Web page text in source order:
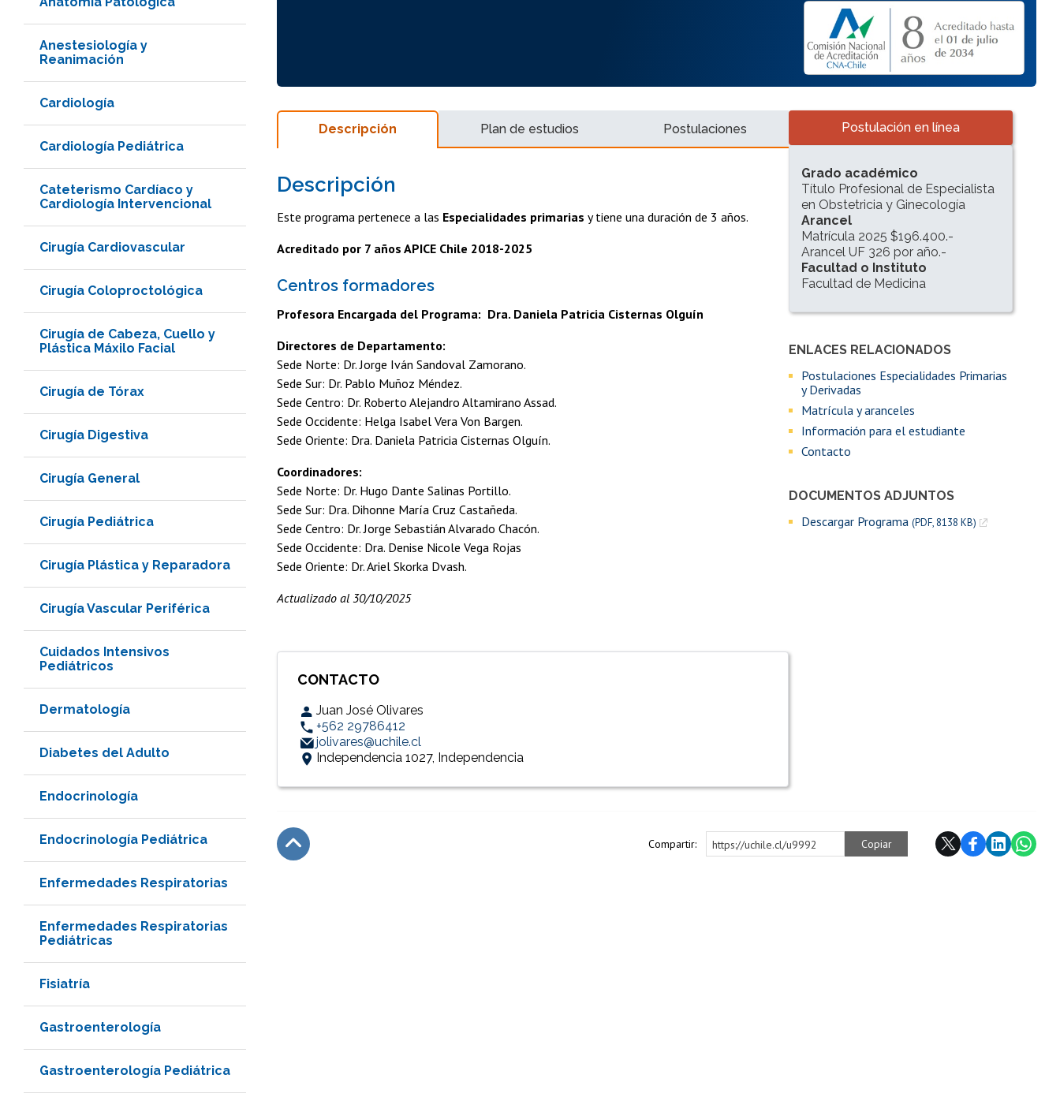
Anestesiología y
Reanimación
Cardiología
Cardiología Pediátrica
Cateterismo Cardíaco y
Cardiología Intervencional
Cirugía Cardiovascular
Cirugía Coloproctológica
Cirugía de Cabeza, Cuello y
Plástica Máxilo Facial
Cirugía de Tórax
Cirugía Digestiva
Cirugía General
Cirugía Pediátrica
Cirugía Plástica y Reparadora
Cirugía Vascular Periférica
Cuidados Intensivos
Pediátricos
Dermatología
Diabetes del Adulto
Endocrinología
Endocrinología Pediátrica
Enfermedades Respiratorias
Enfermedades Respiratorias
Pediátricas
Fisiatría
Gastroenterología
Gastroenterología Pediátrica
Descripción Plan de estudios Postulaciones
Descripción
Este programa pertenece a las Especialidades primarias y tiene una duración de 3 años.
Acreditado por 7 años APICE Chile 2018-2025
Centros formadores
Profesora Encargada del Programa: Dra. Daniela Patricia Cisternas Olguín
Directores de Departamento:
Sede Norte: Dr. Jorge Iván Sandoval Zamorano.
Sede Sur: Dr. Pablo Muñoz Méndez.
Sede Centro: Dr. Roberto Alejandro Altamirano Assad.
Sede Occidente: Helga Isabel Vera Von Bargen.
Sede Oriente: Dra. Daniela Patricia Cisternas Olguín.
Coordinadores:
Sede Norte: Dr. Hugo Dante Salinas Portillo.
Sede Sur: Dra. Dihonne María Cruz Castañeda.
Sede Centro: Dr. Jorge Sebastián Alvarado Chacón.
Sede Occidente: Dra. Denise Nicole Vega Rojas
Sede Oriente: Dr. Ariel Skorka Dvash.
Actualizado al 30/10/2025
CONTACTO
Juan José Olivares
+562 29786412
jolivares@uchile.cl
Independencia 1027, Independencia
Accesos directos
Postulación en línea
INFORMACIÓN DEL PROGRAMA
Grado académico
Título Profesional de Especialista
en Obstetricia y Ginecología
Arancel
Matrícula 2025 $196.400.-
Arancel UF 326 por año.-
Facultad o Instituto
Facultad de Medicina
Enlaces y documentos de interés
ENLACES RELACIONADOS
Postulaciones Especialidades Primarias
y Derivadas
Matrícula y aranceles
Información para el estudiante
Contacto
DOCUMENTOS ADJUNTOS
Descargar Programa (PDF, 8138 KB)
Compartir: https://uchile.cl/u9992 Copiar